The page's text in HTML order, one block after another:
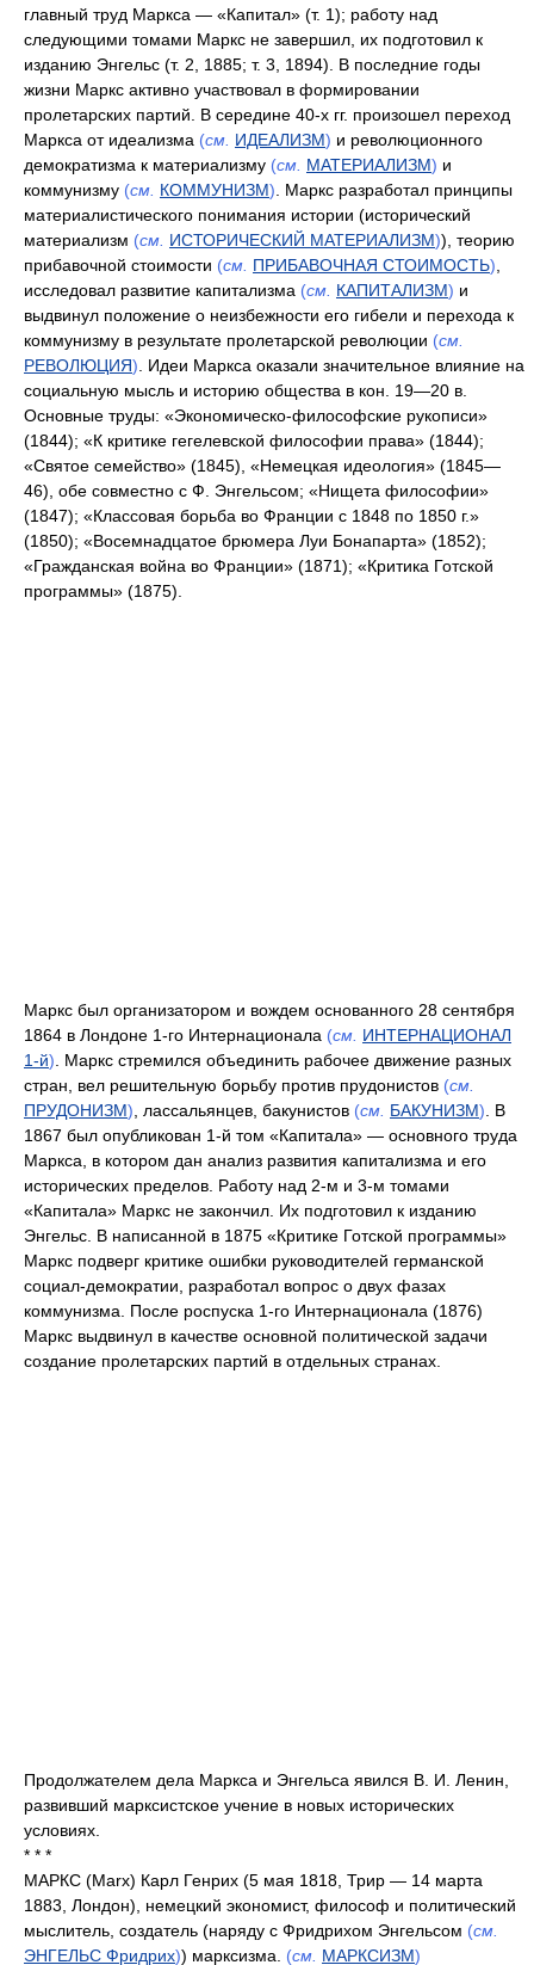
главный труд Маркса — «Капитал» (т. 1); работу над
следующими томами Маркс не завершил, их подготовил к
изданию Энгельс (т. 2, 1885; т. 3, 1894). В последние годы
жизни Маркс активно участвовал в формировании
пролетарских партий. В середине 40-х гг. произошел переход
Маркса от идеализма (см. ИДЕАЛИЗМ) и революционного
демократизма к материализму (см. МАТЕРИАЛИЗМ) и
коммунизму (см. КОММУНИЗМ) . Маркс разработал принципы
материалистического понимания истории (исторический
материализм (см. ИСТОРИЧЕСКИЙ МАТЕРИАЛИЗМ)), теорию
прибавочной стоимости (см. ПРИБАВОЧНАЯ СТОИМОСТЬ)
исследовал развитие капитализма (см. КАПИТАЛИЗМ) и
выдвинул положение о неизбежности его гибели и перехода к
коммунизму в результате пролетарской революции (см.
РЕВОЛЮЦИЯ) . Идеи Маркса оказали значительное влияние на
социальную мысль и историю общества в кон. 19—20 в.
Основные труды: «Экономическо-философские рукописи»
(1844); «К критике гегелевской философии права» (1844);
«Святое семейство» (1845), «Немецкая идеология» (1845—
46), обе совместно с Ф. Энгельсом; «Нищета философии»
(1847); «Классовая борьба во Франции с 1848 по 1850 г.»
(1850); «Восемнадцатое брюмера Луи Бонапарта» (1852);
«Гражданская война во Франции» (1871); «Критика Готской
программы» (1875).
Маркс был организатором и вождем основанного 28 сентября
1864 в Лондоне 1-го Интернационала (см. ИНТЕРНАЦИОНАЛ
1-й) . Маркс стремился объединить рабочее движение разных
стран, вел решительную борьбу против прудонистов (см.
ПРУДОНИЗМ) , лассальянцев, бакунистов (см. БАКУНИЗМ) . В
1867 был опубликован 1-й том «Капитала» — основного труда
Маркса, в котором дан анализ развития капитализма и его
исторических пределов. Работу над 2-м и 3-м томами
«Капитала» Маркс не закончил. Их подготовил к изданию
Энгельс. В написанной в 1875 «Критике Готской программы»
Маркс подверг критике ошибки руководителей германской
социал-демократии, разработал вопрос о двух фазах
коммунизма. После роспуска 1-го Интернационала (1876)
Маркс выдвинул в качестве основной политической задачи
создание пролетарских партий в отдельных странах.
Продолжателем дела Маркса и Энгельса явился В. И. Ленин,
развивший марксистское учение в новых исторических
условиях.
* * *
МАРКС (Marx) Карл Генрих (5 мая 1818, Трир — 14 марта
1883, Лондон), немецкий экономист, философ и политический
мыслитель, создатель (наряду с Фридрихом Энгельсом (см.
ЭНГЕЛЬС Фридрих)) марксизма. (см. МАРКСИЗМ)